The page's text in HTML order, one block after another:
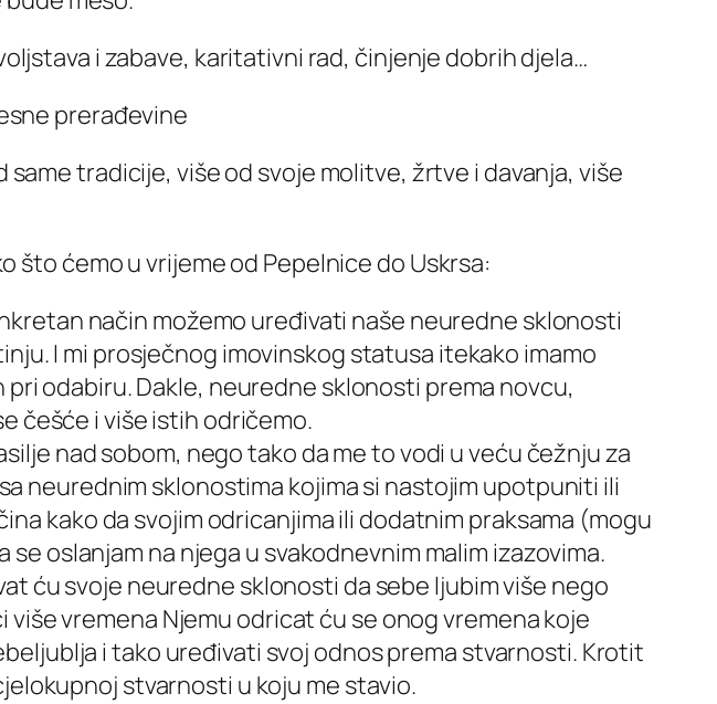
i zabave, karitativni rad, činjenje dobrih djela…
prerađevine
tradicije, više od svoje molitve, žrtve i davanja, više
što ćemo u vrijeme od Pepelnice do Uskrsa:
način možemo uređivati naše neuredne sklonosti
I mi prosječnog imovinskog statusa itekako imamo
odabiru. Dakle, neuredne sklonosti prema novcu,
češće i više istih odričemo.
nad sobom, nego tako da me to vodi u veću čežnju za
neurednim sklonostima kojima si nastojim upotpuniti ili
kako da svojim odricanjima ili dodatnim praksama (mogu
oslanjam na njega u svakodnevnim malim izazovima.
ću svoje neuredne sklonosti da sebe ljubim više nego
vremena Njemu odricat ću se onog vremena koje
i tako uređivati svoj odnos prema stvarnosti. Krotit
stvarnosti u koju me stavio.